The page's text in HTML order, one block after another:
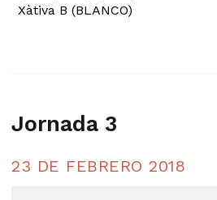
Xàtiva B (BLANCO)
Jornada 3
23 DE FEBRERO 2018